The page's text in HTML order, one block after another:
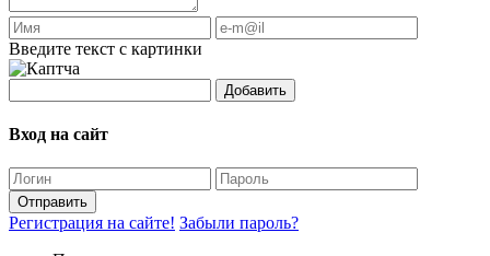
Введите текст с картинки
Добавить
Вход на сайт
Отправить
Регистрация на сайте! Забыли пароль?